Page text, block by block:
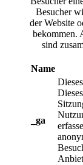
Besucher
der Website
bekommen.
sind
Name
_ga